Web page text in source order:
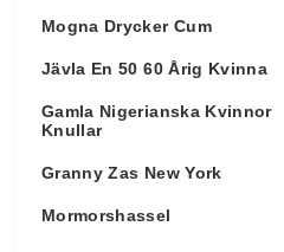
Mogna Drycker Cum
Jävla En 50 60 Årig Kvinna
Gamla Nigerianska Kvinnor
Knullar
Granny Zas New York
Mormorshassel